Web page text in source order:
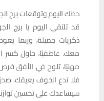
حظك اليوم وتوقعات برج الجوزاء اليوم 21
قد تلتقي اليوم يا برج
ذكريات جميلة، وربما
معك. عاطفيًا، حاول كسر
مهنيًا، تلوح في الأفق
فلا تدع الخوف يعيقك.
سيساعدك على تحسين